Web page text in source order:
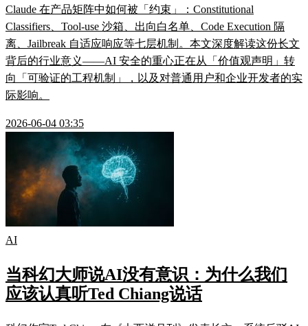
Claude 在产品矩阵中如何被「约束」：Constitutional
Classifiers、Tool-use 沙箱、出向白名单、Code Execution 隔
离、Jailbreak 自适应响应等七层机制。本文深度解读这份长文
背后的行业意义——AI 安全的重心正在从「价值观声明」转
向「可验证的工程机制」，以及对普通用户和企业开发者的实
际影响。
2026-06-04 03:35
AI
当科幻大师说AI没有意识：为什么我们
应该认真听Ted Chiang说话